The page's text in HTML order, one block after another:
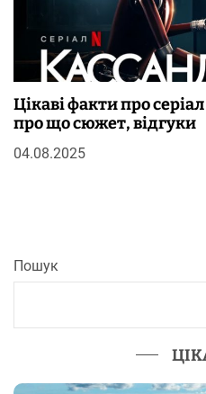
Цікаві факти про
про що сюжет, відгуки
04.08.2025
Пошук